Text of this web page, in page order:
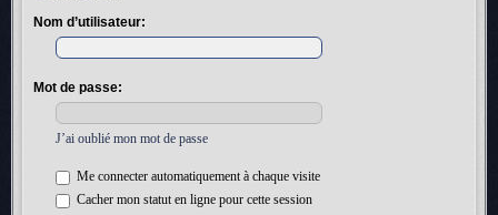
Nom d’utilisateur:
Mot de passe:
J’ai oublié mon mot de passe
Me connecter automatiquement à chaque visite
Cacher mon statut en ligne pour cette session